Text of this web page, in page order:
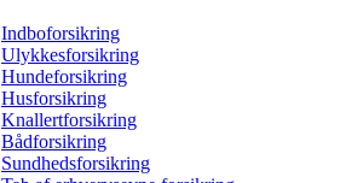
Indboforsikring
Ulykkesforsikring
Hundeforsikring
Husforsikring
Knallertforsikring
Bådforsikring
Sundhedsforsikring